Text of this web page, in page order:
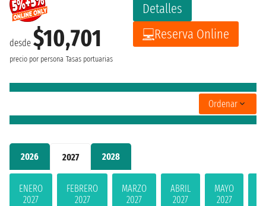
2026 2027 2028
ENERO
2027
FEBRERO
2027
MARZO
2027
ABRIL
2027
MAYO
2027
desde $10,701
precio por persona Tasas portuarias
Detalles
Reserva Online
Ordenar